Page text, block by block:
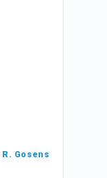
R. Gosens